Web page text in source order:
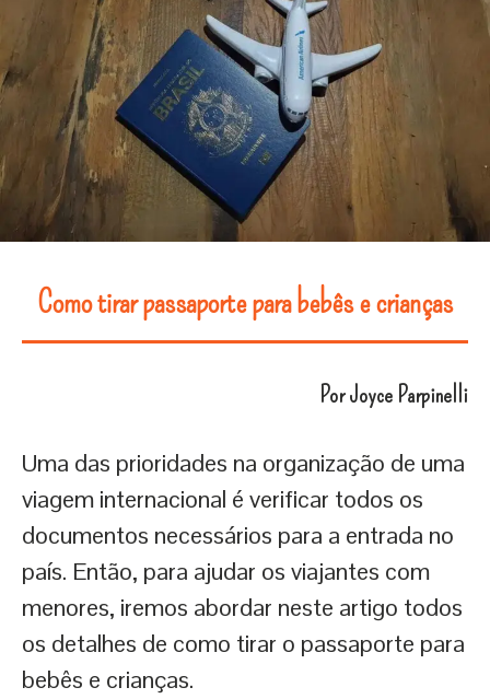
Como tirar passaporte para bebês e crianças
Por Joyce Parpinelli
Uma das prioridades na organização de uma
viagem internacional é verificar todos os
documentos necessários para a entrada no
país. Então, para ajudar os viajantes com
menores, iremos abordar neste artigo todos
os detalhes de como tirar o passaporte para
bebês e crianças.